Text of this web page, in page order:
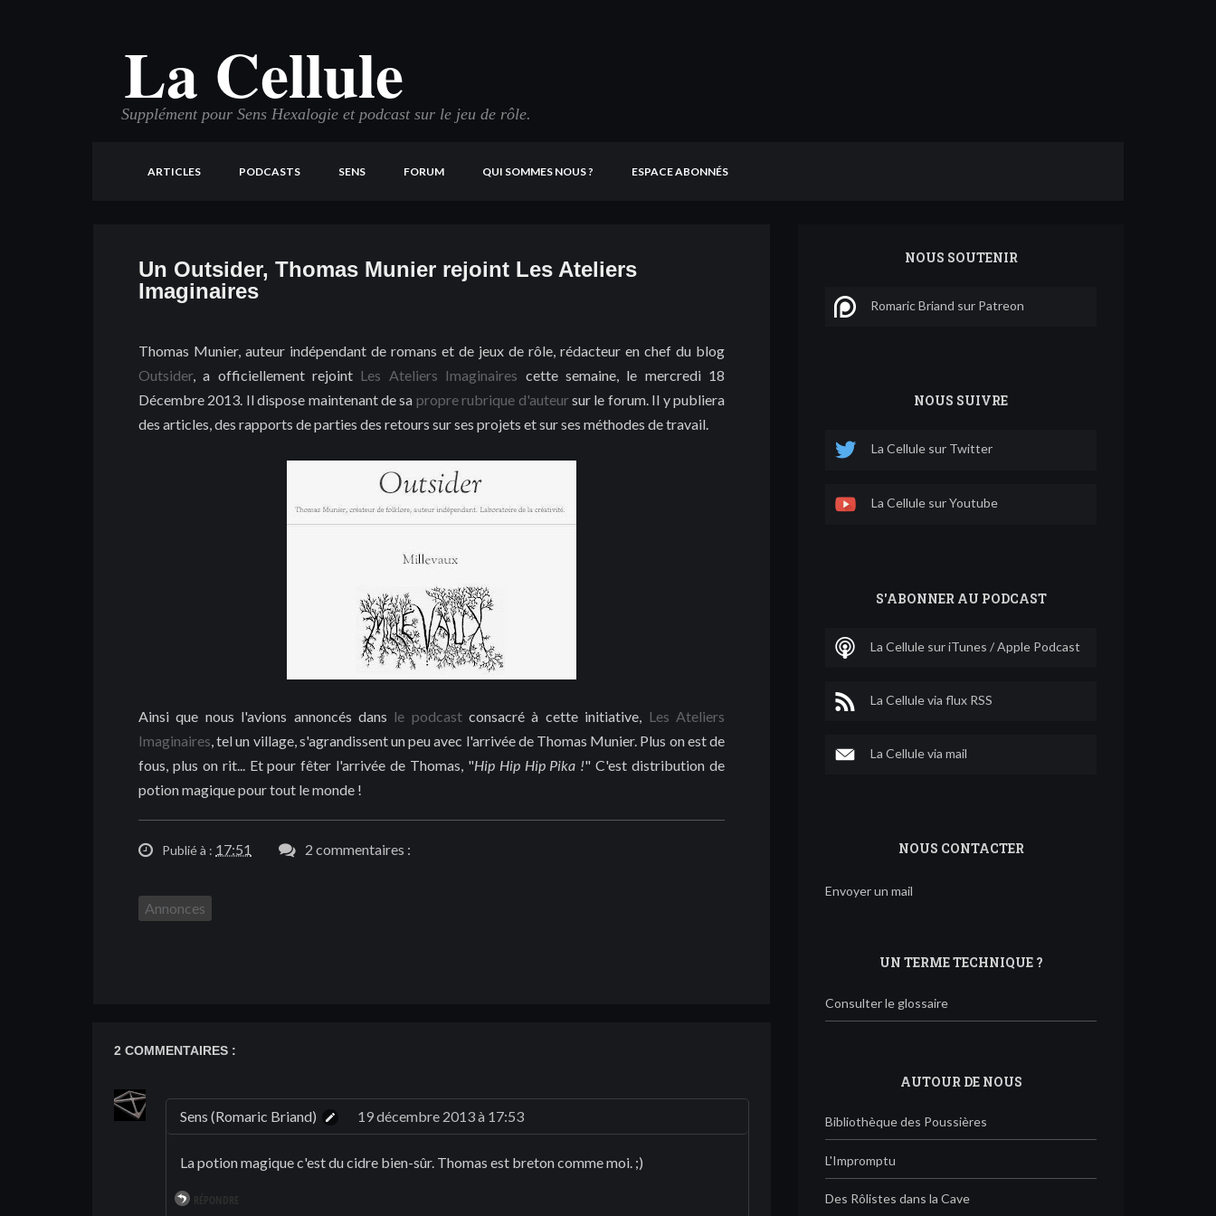
La Cellule
Supplément pour Sens Hexalogie et podcast sur le jeu de rôle.
ARTICLES PODCASTS SENS FORUM QUI SOMMES NOUS ? ESPACE ABONNÉS
Un Outsider, Thomas Munier rejoint Les Ateliers
Imaginaires
Thomas Munier, auteur indépendant de romans et de jeux de rôle, rédacteur en chef du blog
Outsider, a officiellement rejoint Les Ateliers Imaginaires cette semaine, le mercredi 18
Décembre 2013. Il dispose maintenant de sa propre rubrique d'auteursur le forum. Il y publiera
des articles, des rapports de parties des retours sur ses projets et sur ses méthodes de travail.
Ainsi que nous l'avions annoncés dans le podcastconsacré à cette initiative, Les Ateliers
Imaginaires, tel un village, s'agrandissent un peu avec l'arrivée de Thomas Munier. Plus on est de
fous, plus on rit... Et pour fêter l'arrivée de Thomas, "Hip Hip Hip Pika !" C'est distribution de
potion magique pour tout le monde !
Publié à : 17:51 2 commentaires :
Annonces
2 COMMENTAIRES :
Sens (Romaric Briand) 19 décembre 2013 à 17:53
La potion magique c'est du cidre bien-sûr. Thomas est breton comme moi. ;)
NOUS SOUTENIR
Romaric Briand sur Patreon
NOUS SUIVRE
La Cellule sur Twitter
La Cellule sur Youtube
S'ABONNER AU PODCAST
La Cellule sur iTunes / Apple Podcast
La Cellule via flux RSS
La Cellule via mail
NOUS CONTACTER
Envoyer un mail
UN TERME TECHNIQUE ?
Consulter le glossaire
AUTOUR DE NOUS
Bibliothèque des Poussières
L'Impromptu
Des Rôlistes dans la Cave